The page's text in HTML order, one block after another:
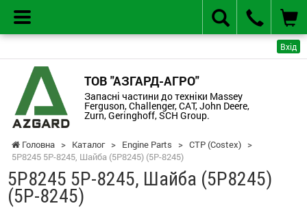
Вхід
ТОВ "АЗГАРД-АГРО"
Запасні частини до техніки Massey
Ferguson, Challenger, CAT, John Deere,
Zurn, Geringhoff, SCH Group.
Головна > Каталог > Engine Parts > CTP (Costex) >
5P8245 5P-8245, Шайба (5P8245) (5P-8245)
5P8245 5P-8245, Шайба (5P8245)
(5P-8245)